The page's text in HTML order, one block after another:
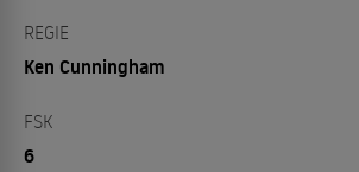
REGIE
Ken Cunningham
FSK
6